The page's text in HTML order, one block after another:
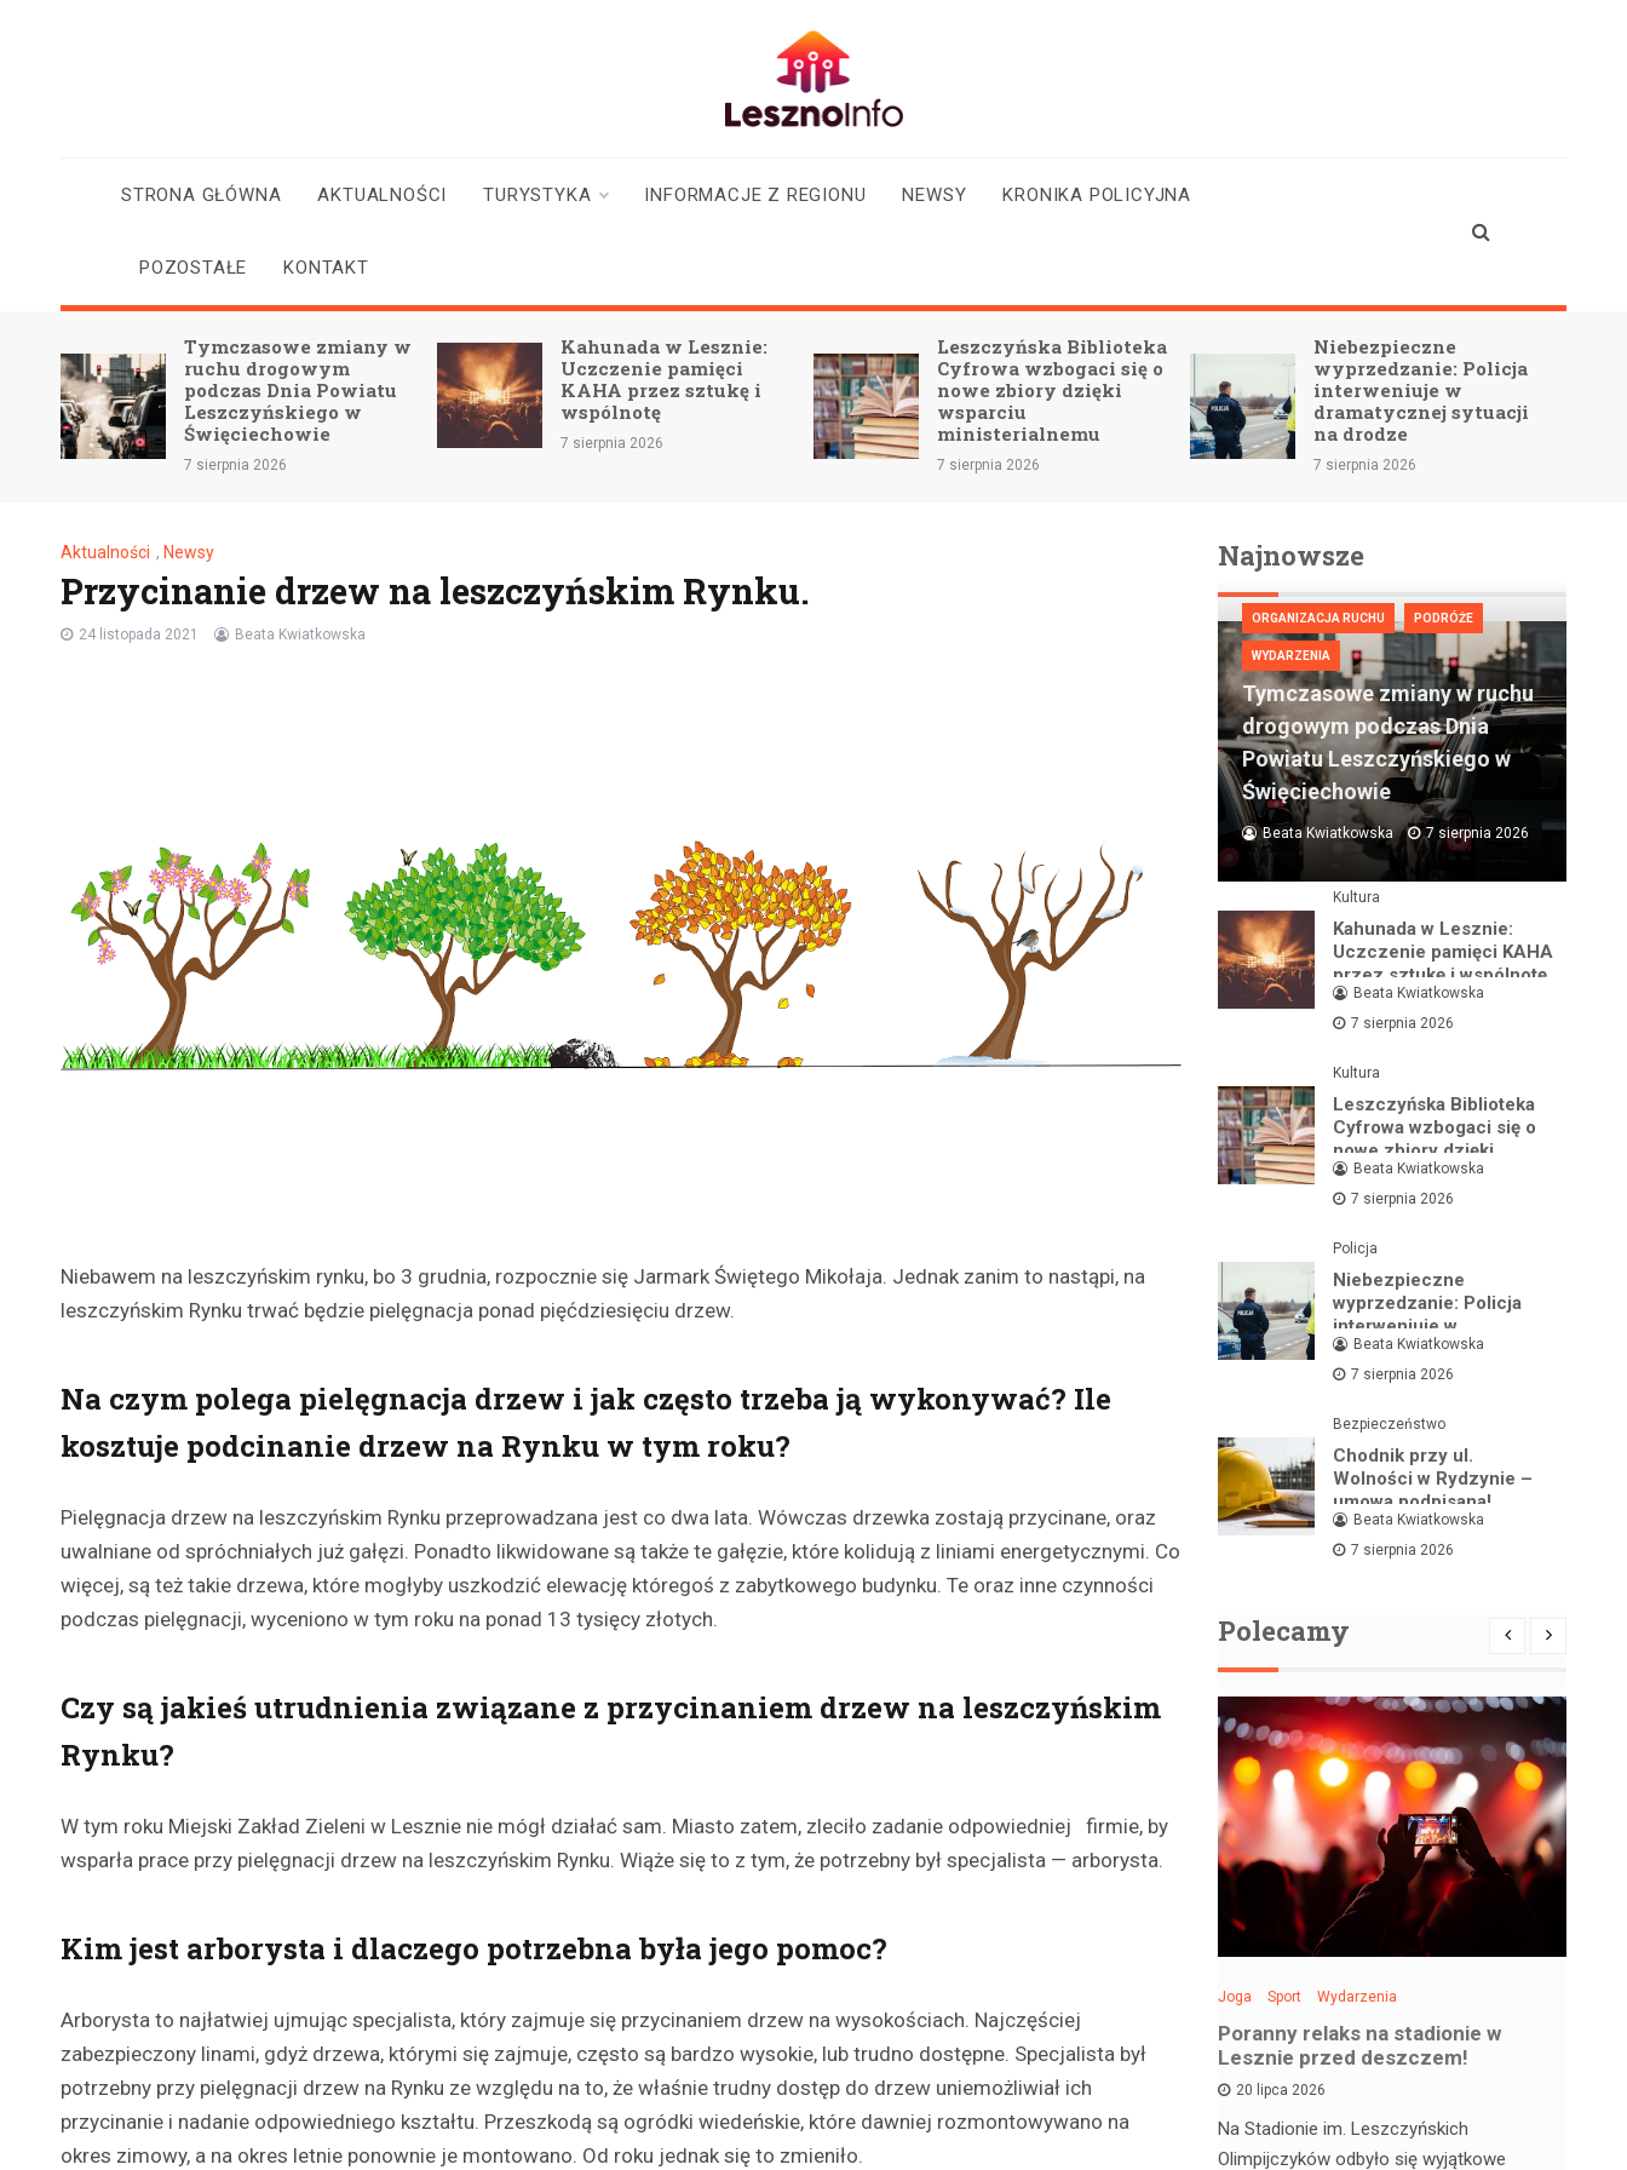
aktualności
STRONA GŁÓWNA AKTUALNOŚCI TURYSTYKA INFORMACJE Z REGIONU NEWSY KRONIKA POLICYJNA
POZOSTAŁE KONTAKT
Tymczasowe zmiany w
ruchu drogowym
podczas Dnia Powiatu
Leszczyńskiego w
Święciechowie
7 sierpnia 2026
Kahunada w Lesznie:
Uczczenie pamięci
KAHA przez sztukę i
wspólnotę
7 sierpnia 2026
Leszczyńska Biblioteka
Cyfrowa wzbogaci się o
nowe zbiory dzięki
wsparciu
ministerialnemu
7 sierpnia 2026
Niebezpieczne
wyprzedzanie: Policja
interweniuje w
dramatycznej sytuacji
na drodze
7 sierpnia 2026
Aktualności , Newsy
Przycinanie drzew na leszczyńskim Rynku.
24 listopada 2021 Beata Kwiatkowska
Niebawem na leszczyńskim rynku, bo 3 grudnia, rozpocznie się Jarmark Świętego Mikołaja. Jednak zanim to nastąpi, na
leszczyńskim Rynku trwać będzie pielęgnacja ponad pięćdziesięciu drzew.
Na czym polega pielęgnacja drzew i jak często trzeba ją wykonywać? Ile
kosztuje podcinanie drzew na Rynku w tym roku?
Pielęgnacja drzew na leszczyńskim Rynku przeprowadzana jest co dwa lata. Wówczas drzewka zostają przycinane, oraz
uwalniane od spróchniałych już gałęzi. Ponadto likwidowane są także te gałęzie, które kolidują z liniami energetycznymi. Co
więcej, są też takie drzewa, które mogłyby uszkodzić elewację któregoś z zabytkowego budynku. Te oraz inne czynności
podczas pielęgnacji, wyceniono w tym roku na ponad 13 tysięcy złotych.
Czy są jakieś utrudnienia związane z przycinaniem drzew na leszczyńskim
Rynku?
W tym roku Miejski Zakład Zieleni w Lesznie nie mógł działać sam. Miasto zatem, zleciło zadanie odpowiedniej firmie, by
wsparła prace przy pielęgnacji drzew na leszczyńskim Rynku. Wiąże się to z tym, że potrzebny był specjalista — arborysta.
Kim jest arborysta i dlaczego potrzebna była jego pomoc?
Arborysta to najłatwiej ujmując specjalista, który zajmuje się przycinaniem drzew na wysokościach. Najczęściej
zabezpieczony linami, gdyż drzewa, którymi się zajmuje, często są bardzo wysokie, lub trudno dostępne. Specjalista był
potrzebny przy pielęgnacji drzew na Rynku ze względu na to, że właśnie trudny dostęp do drzew uniemożliwiał ich
przycinanie i nadanie odpowiedniego kształtu. Przeszkodą są ogródki wiedeńskie, które dawniej rozmontowywano na
okres zimowy, a na okres letnie ponownie je montowano. Od roku jednak się to zmieniło.
Najnowsze
ORGANIZACJA RUCHU PODRÓŻE
WYDARZENIA
Tymczasowe zmiany w ruchu
drogowym podczas Dnia
Powiatu Leszczyńskiego w
Święciechowie
Beata Kwiatkowska 7 sierpnia 2026
Kultura
Kahunada w Lesznie:
Uczczenie pamięci KAHA
przez sztukę i wspólnotę
Beata Kwiatkowska
7 sierpnia 2026
Kultura
Leszczyńska Biblioteka
Cyfrowa wzbogaci się o
nowe zbiory dzięki
wsparciu ministerialnemu
Beata Kwiatkowska
7 sierpnia 2026
Policja
Niebezpieczne
wyprzedzanie: Policja
interweniuje w
dramatycznej sytuacji na
drodze
Beata Kwiatkowska
7 sierpnia 2026
Bezpieczeństwo
Chodnik przy ul.
Wolności w Rydzynie –
umowa podpisana!
Beata Kwiatkowska
7 sierpnia 2026
Polecamy
Dzień Deskorolki w Lesznie: Święto
deski na Skateplazie już w sobotę!
18 czerwca 2026
Już niedługo miłośnicy jazdy na deskorolce
będą mogli uczestniczyć w wyjątkowym
Joga Sport Wydarzenia
Poranny relaks na stadionie w
Lesznie przed deszczem!
20 lipca 2026
Na Stadionie im. Leszczyńskich
Olimpijczyków odbyło się wyjątkowe